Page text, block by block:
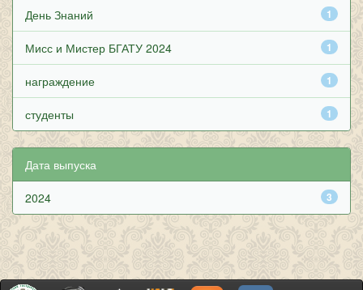
1
День Знаний
1
Мисс и Мистер БГАТУ 2024
1
награждение
1
студенты
Дата выпуска
3
2024